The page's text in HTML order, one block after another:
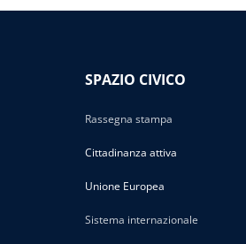
SPAZIO CIVICO
Rassegna stampa
Cittadinanza attiva
Unione Europea
Sistema internazionale